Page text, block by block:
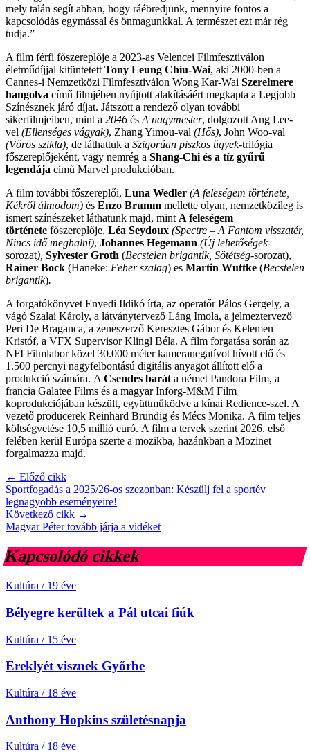
mely talán segít abban, hogy ráébredjünk, mennyire fontos a
kapcsolódás egymással és önmagunkkal. A természet ezt már rég
tudja.”
A film férfi főszereplője a 2023-as Velencei Filmfesztiválon
életműdíjjal kitüntetett Tony Leung Chiu-Wai, aki 2000-ben a
Cannes-i Nemzetközi Filmfesztiválon Wong Kar-Wai Szerelmere
hangolva című filmjében nyújtott alakításáért megkapta a Legjobb
Színésznek járó díjat. Játszott a rendező olyan további
sikerfilmjeiben, mint a 2046 és A nagymester, dolgozott Ang Lee-
vel (Ellenséges vágyak), Zhang Yimou-val (Hős), John Woo-val
(Vörös szikla), de láthattuk a Szigorúan piszkos ügyek-trilógia
főszereplőjeként, vagy nemrég a Shang-Chi és a tíz gyűrű
legendája című Marvel produkcióban.
A film további főszereplői, Luna Wedler (A feleségem története,
Kékről álmodom) és Enzo Brumm mellette olyan, nemzetközileg is
ismert színészeket láthatunk majd, mint A feleségem
története főszereplője, Léa Seydoux (Spectre – A Fantom visszatér,
Nincs idő meghalni), Johannes Hegemann (Új lehetőségek-
sorozat), Sylvester Groth (Becstelen brigantik, Sötétség-sorozat),
Rainer Bock (Haneke: Feher szalag) es Martin Wuttke (Becstelen
brigantik).
A forgatókönyvet Enyedi Ildikó írta, az operatőr Pálos Gergely, a
vágó Szalai Károly, a látványtervező Láng Imola, a jelmeztervező
Peri De Braganca, a zeneszerző Keresztes Gábor és Kelemen
Kristóf, a VFX Supervisor Klingl Béla. A film forgatása során az
NFI Filmlabor közel 30.000 méter kameranegatívot hívott elő és
1.500 percnyi nagyfelbontású digitális anyagot állított elő a
produkció számára. A Csendes barát a német Pandora Film, a
francia Galatee Films és a magyar Inforg-M&M Film
koprodukciójában készült, együttműködve a kínai Redience-szel. A
vezető producerek Reinhard Brundig és Mécs Monika. A film teljes
költségvetése 10,5 millió euró. A film a tervek szerint 2026. első
felében kerül Európa szerte a mozikba, hazánkban a Mozinet
forgalmazza majd.
← Előző cikk
Sportfogadás a 2025/26-os szezonban: Készülj fel a sportév
legnagyobb eseményeire!
Következő cikk →
Magyar Péter tovább járja a vidéket
Kapcsolódó cikkek
Kultúra / 19 éve
Bélyegre kerültek a Pál utcai fiúk
Kultúra / 15 éve
Ereklyét visznek Győrbe
Kultúra / 18 éve
Anthony Hopkins születésnapja
Kultúra / 18 éve